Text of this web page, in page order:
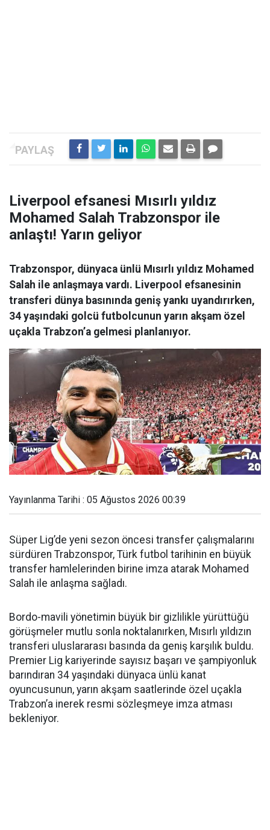
Liverpool efsanesi Mısırlı yıldız
Mohamed Salah Trabzonspor ile
anlaştı! Yarın geliyor
Trabzonspor, dünyaca ünlü Mısırlı yıldız Mohamed
Salah ile anlaşmaya vardı. Liverpool efsanesinin
transferi dünya basınında geniş yankı uyandırırken,
34 yaşındaki golcü futbolcunun yarın akşam özel
uçakla Trabzon’a gelmesi planlanıyor.
Yayınlanma Tarihi : 05 Ağustos 2026 00:39
Süper Lig’de yeni sezon öncesi transfer çalışmalarını
sürdüren Trabzonspor, Türk futbol tarihinin en büyük
transfer hamlelerinden birine imza atarak Mohamed
Salah ile anlaşma sağladı.
Bordo-mavili yönetimin büyük bir gizlilikle yürüttüğü
görüşmeler mutlu sonla noktalanırken, Mısırlı yıldızın
transferi uluslararası basında da geniş karşılık buldu.
Premier Lig kariyerinde sayısız başarı ve şampiyonluk
barındıran 34 yaşındaki dünyaca ünlü kanat
oyuncusunun, yarın akşam saatlerinde özel uçakla
Trabzon’a inerek resmi sözleşmeye imza atması
bekleniyor.